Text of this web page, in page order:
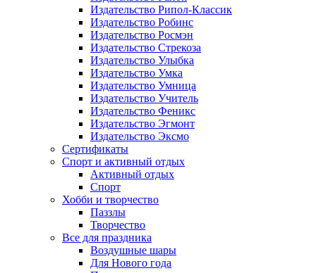
Издательство Рипол-Классик
Издательство Робинс
Издательство Росмэн
Издательство Стрекоза
Издательство Улыбка
Издательство Умка
Издательство Умница
Издательство Учитель
Издательство Феникс
Издательство Эгмонт
Издательство Эксмо
Сертификаты
Спорт и активный отдых
Активный отдых
Спорт
Хобби и творчество
Паззлы
Творчество
Все для праздника
Воздушные шары
Для Нового года